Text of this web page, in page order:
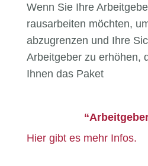
Wenn Sie Ihre
rausarbeiten möchten,
abzugrenzen und Ihre
Arbeitgeber zu erhöhen,
Ihnen das Paket
Hier gibt es mehr Infos.